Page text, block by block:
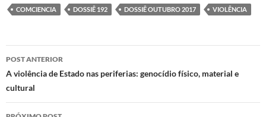
d
o
n
b
o
o
k
s
A
p
COMCIENCIA DOSSIÊ 192 DOSSIÊ OUTUBRO 2017 VIOLÊNCIA
Navegação
de
posts
POST ANTERIOR
A violência de Estado nas periferias: genocídio físico, material e
cultural